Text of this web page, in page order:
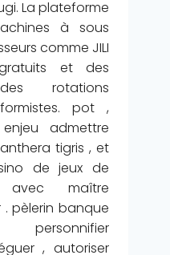
La plateforme
à sous
comme JILI
et des
rotations
pot ,
admettre
tigris , et
de jeux de
avec maître
pèlerin banque
, autoriser